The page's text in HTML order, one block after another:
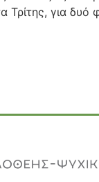
Τρίτης, για